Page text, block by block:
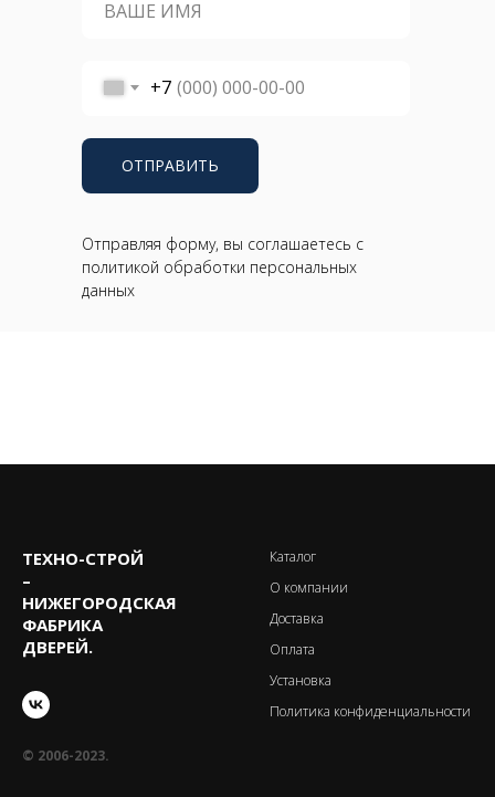
+7
ОТПРАВИТЬ
Отправляя форму, вы соглашаетесь с
политикой обработки персональных
данных
ТЕХНО-CТРОЙ
–
НИЖЕГОРОДСКАЯ
ФАБРИКА
ДВЕРЕЙ.
© 2006-2023.
Каталог
О компании
Доставка
Оплата
Установка
Политика конфиденциальности